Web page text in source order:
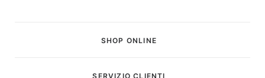
SHOP ONLINE
SERVIZIO CLIENTI